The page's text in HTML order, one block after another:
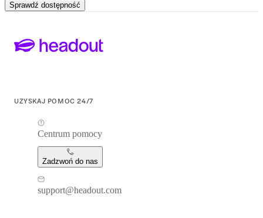
Sprawdź dostępność
UZYSKAJ POMOC 24/7
Centrum pomocy
Zadzwoń do nas
support@headout.com